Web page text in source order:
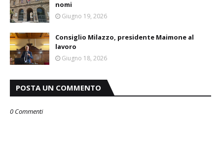
nomi
Giugno 19, 2026
Consiglio Milazzo, presidente Maimone al
lavoro
Giugno 18, 2026
POSTA UN COMMENTO
0 Commenti